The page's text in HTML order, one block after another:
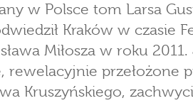
w Polsce tom Larsa
Kraków w czasie
Miłosza w roku
rewelacyjnie przełożone
Kruszyńskiego,